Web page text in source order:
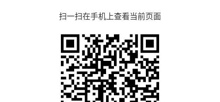
扫一扫在手机上查看当前页面